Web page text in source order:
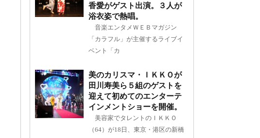
香愛がゲスト出演。３人が
浴衣姿で熱唱。
音楽エンタメＷＥＢマガジン
「カラフル」が主催するライブイ
ベント「カ
美のカリスマ・ＩＫＫＯが
田川寿美ら５組のゲストを
迎えて初めてのエンターテ
インメントショーを開催。
美容家でタレントのＩＫＫＯ
（64）が18日、東京・港区の新橋